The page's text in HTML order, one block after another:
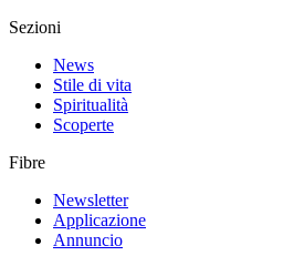
Sezioni
News
Stile di vita
Spiritualità
Scoperte
Fibre
Newsletter
Applicazione
Annuncio